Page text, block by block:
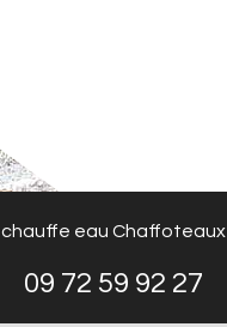
chauffe eau Chaffoteaux
09 72 59 92 27